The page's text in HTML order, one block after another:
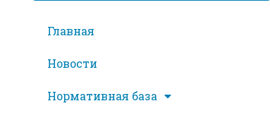
Главная
Новости
Нормативная база